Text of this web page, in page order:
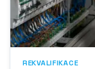
REKVALIFIKACE